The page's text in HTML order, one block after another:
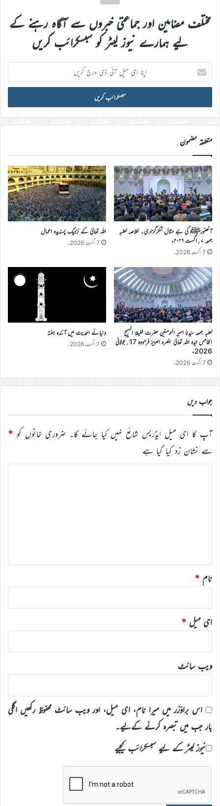
مختلف مضامین اور جماعتی خبروں سے آگاہ رہنے کے
لیے ہمارے نیوز لیٹر کو سبسکرائب کریں
اپنا
ای
میل
ڈی
درج
کریں
متعلقہ مضمون
آنحضورﷺ کی بے مثال شکرگزاری۔ خلاصہ خطبہ
جمعہ ۷؍اگست ۲۰۲۶ء
7 اگست 2026ء
اللہ تعالیٰ کے نزدیک پسندیدہ اعمال
7 اگست 2026ء
خطبہ جمعہ سیّدنا امیر المومنین حضرت خلیفۃ المسیح
الخامس ایّدہ اللہ تعالیٰ بنصرہ العزیز فرمودہ 17؍جولائی
2026ء
7 اگست 2026ء
دنیائے احمدیت میں آئندہ ہفتہ
7 اگست 2026ء
جواب دیں
آپ کا ای میل ایڈریس شائع نہیں کیا جائے گا۔ ضروری خانوں کو *
سے نشان زد کیا گیا ہے
نام *
ای میل *
ویب‌ سائٹ
اس براؤزر میں میرا نام، ای میل، اور ویب سائٹ محفوظ رکھیں اگلی
بار جب میں تبصرہ کرنے کےلیے۔
نیوز لیٹر کے لیے سبسکرائب کیجیے